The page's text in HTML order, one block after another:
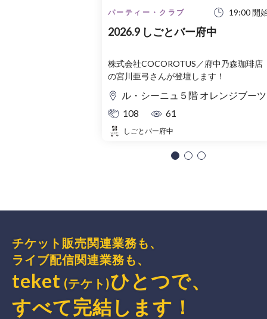
パーティー・クラブ 19:00 開
2026.9 しごとバー府中
株式会社COCOROTUS／府中乃森珈琲店
の宮川亜弓さんが登壇します！
ル・シーニュ５階 オレンジブーツ
108
61
しごとバー府中
チケット販売関連業務も、
ライブ配信関連業務も、
teket (テケト)ひとつで、
すべて完結 します ！